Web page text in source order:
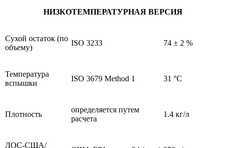
НИЗКОТЕМПЕРАТУРНАЯ ВЕРСИЯ
Сухой остаток (по
объему)
ISO 3233 74 ± 2 %
Температура
вспышки
ISO 3679 Method 1 31 °C
Плотность
определяется путем
расчета
1.4 кг/л
ЛОС-США/